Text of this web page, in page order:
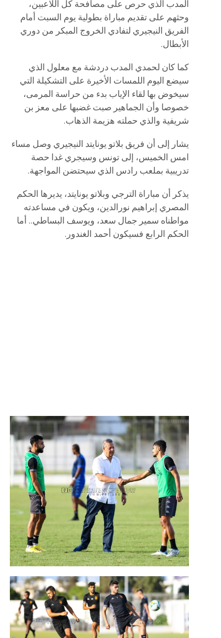
المدب الذي حرص على مصافحة كل اللاعبين،
وحثهم على تقديم مباراة بطولية يوم السبت أمام
الفريق النيجيري لتفادي الخروج المبكر من دوري
الأبطال.
كما كان لحمدي المدب دردشة مع معلول الذي
سيضع اليوم اللمسات الأخيرة على التشكيلة التي
سيخوض بها لقاء الإياب بدء من حراسة المرمى،
خصوصا وأن الجماهير صبت غضبها على معز بن
شريفية والذي حملته هزيمة الذهاب.
يشار إلى أن فريق بلاتو يونايتد النيجيري وصل مساء
امس الخميس، إلى تونس وسيجري غدا حصة
تدريبية بملعب رادس الذي سيحتضن المواجهة.
يذكر أن مباراة الترجي وبلاتو يونايتد، يديرها الحكم
المصري إبراهيم نورالدين، ويكون في مساعدته
مواطناه سمير جمال سعد، ويوسف البساطي.. أما
الحكم الرابع فسيكون أحمد الغندور.